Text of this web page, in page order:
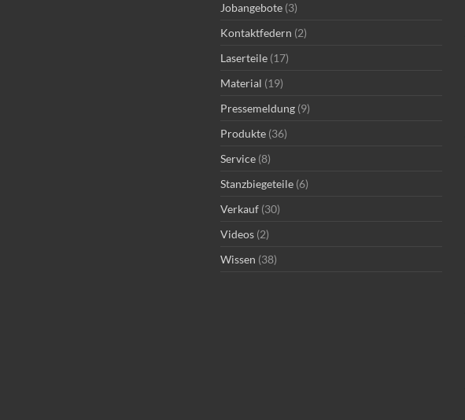
Jobangebote (3)
Kontaktfedern (2)
Laserteile (17)
Material (19)
Pressemeldung (9)
Produkte (36)
Service (8)
Stanzbiegeteile (6)
Verkauf (30)
Videos (2)
Wissen (38)